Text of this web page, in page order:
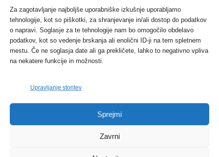
Za zagotavljanje najboljše uporabniške izkušnje uporabljamo
tehnologije, kot so piškotki, za shranjevanje in/ali dostop do podatkov
o napravi. Soglasje za te tehnologije nam bo omogočilo obdelavo
podatkov, kot so vedenje brskanja ali enolični ID-ji na tem spletnem
mestu. Če ne soglasja date ali ga prekličete, lahko to negativno vpliva
na nekatere funkcije in možnosti.
Upravljanje storitev
Sprejmi
Zavrni
Protest proti vetrnim elektrarnam na Ojstrici, v
svetu pa vedno bolj...
Dogodki 12. maja, 2017
Tožilstvo v Celovcu v korist elektrarnam
Verbund
FOTO: Razstava cvetličarskega mojstra Andreja
Dogodki 27. novembra, 2017